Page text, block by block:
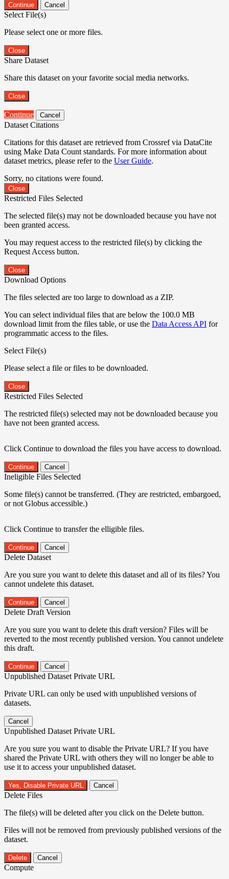
Continue Cancel
Select File(s)
Please select one or more files.
Close
Share Dataset
Share this dataset on your favorite social media networks.
Close
Continue Cancel
Dataset Citations
Citations for this dataset are retrieved from Crossref via DataCite
using Make Data Count standards. For more information about
dataset metrics, please refer to the User Guide.
Sorry, no citations were found.
Close
Restricted Files Selected
The selected file(s) may not be downloaded because you have not
been granted access.
You may request access to the restricted file(s) by clicking the
Request Access button.
Close
Download Options
The files selected are too large to download as a ZIP.
You can select individual files that are below the 100.0 MB
download limit from the files table, or use the Data Access API for
programmatic access to the files.
Select File(s)
Please select a file or files to be downloaded.
Close
Restricted Files Selected
The restricted file(s) selected may not be downloaded because you
have not been granted access.
Click Continue to download the files you have access to download.
Continue Cancel
Ineligible Files Selected
Some file(s) cannot be transferred. (They are restricted, embargoed,
or not Globus accessible.)
Click Continue to transfer the elligible files.
Continue Cancel
Delete Dataset
Are you sure you want to delete this dataset and all of its files? You
cannot undelete this dataset.
Continue Cancel
Delete Draft Version
Are you sure you want to delete this draft version? Files will be
reverted to the most recently published version. You cannot undelete
this draft.
Continue Cancel
Unpublished Dataset Private URL
Private URL can only be used with unpublished versions of
datasets.
Cancel
Unpublished Dataset Private URL
Are you sure you want to disable the Private URL? If you have
shared the Private URL with others they will no longer be able to
use it to access your unpublished dataset.
Yes, Disable Private URL Cancel
Delete Files
The file(s) will be deleted after you click on the Delete button.
Files will not be removed from previously published versions of the
dataset.
Delete Cancel
Compute